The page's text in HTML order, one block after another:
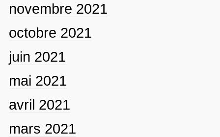
novembre 2021
octobre 2021
juin 2021
mai 2021
avril 2021
mars 2021